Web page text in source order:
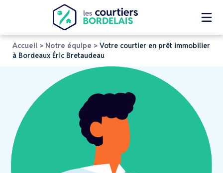
Accueil > Notre équipe > Votre courtier en prêt immobilier
à Bordeaux Éric Bretaudeau